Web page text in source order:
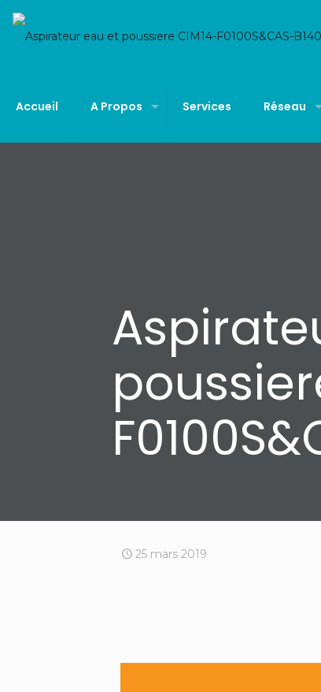
Accueil A Propos Services Réseau
25 mars 2019